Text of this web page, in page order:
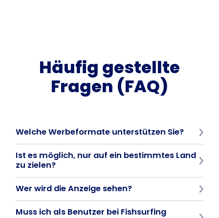
Häufig gestellte
Fragen (FAQ)
Welche Werbeformate unterstützen Sie?
Ist es möglich, nur auf ein bestimmtes Land
zu zielen?
Wer wird die Anzeige sehen?
je nach Zielsetzung.
Muss ich als Benutzer bei Fishsurfing